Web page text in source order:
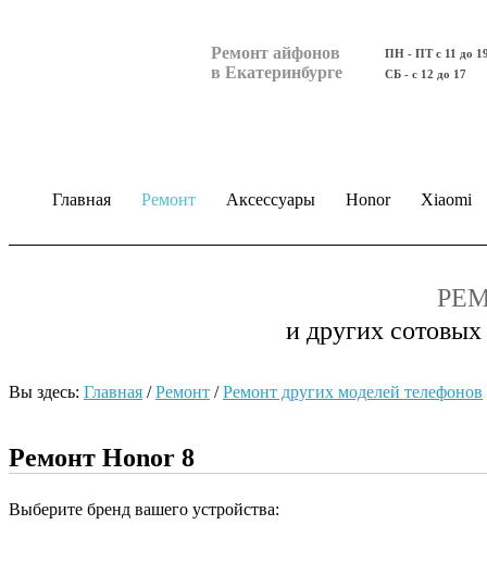
Ремонт айфонов
в Екатеринбурге
ПН - ПТ с 11 до
СБ - с 12 до 17
Главная Ремонт Аксессуары Honor Xiaomi
и других
Вы здесь: Главная /Ремонт /Ремонт других моделей телефонов
Ремонт Honor 8
Выберите бренд вашего устройства: